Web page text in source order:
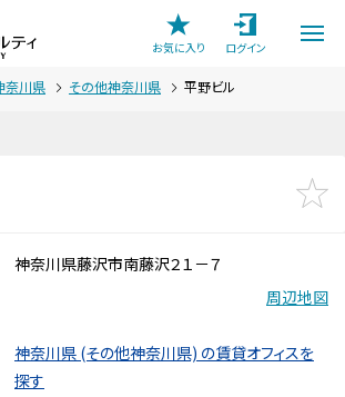
お気に入り
ログイン
奈川県 その他神奈川県 平野ビル
神奈川県藤沢市南藤沢２１－７
周辺地図
神奈川県 (その他神奈川県) の賃貸オフィスを
探す